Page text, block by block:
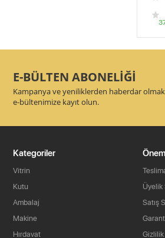
E-BÜLTEN ABONELİĞİ
Kampanya ve yeniliklerden haberdar
e-bültenimize kayıt olun.
Kategoriler
Vitrin
Kutu
Ambalaj
Makine
Hırdavat
Üyelik
Satış